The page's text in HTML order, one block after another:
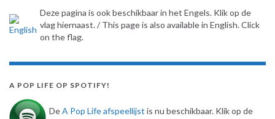
Deze pagina is ook beschikbaar in het Engels. Klik op de
vlag hiernaast. / This page is also available in English. Click
on the flag.
A POP LIFE OP SPOTIFY!
DeA Pop Life afspeellijst is nu beschikbaar. Klik op de